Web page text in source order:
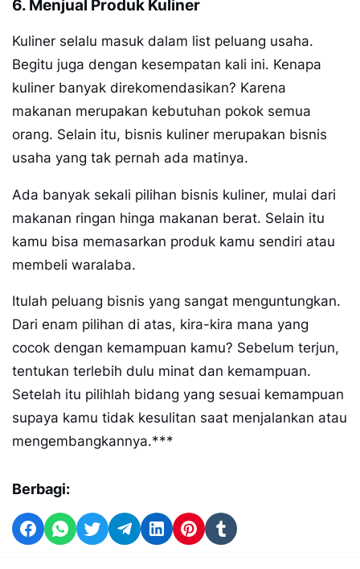
6. Menjual Produk Kuliner
Kuliner selalu masuk dalam list peluang usaha.
Begitu juga dengan kesempatan kali ini. Kenapa
kuliner banyak direkomendasikan? Karena
makanan merupakan kebutuhan pokok semua
orang. Selain itu, bisnis kuliner merupakan bisnis
usaha yang tak pernah ada matinya.
Ada banyak sekali pilihan bisnis kuliner, mulai dari
makanan ringan hinga makanan berat. Selain itu
kamu bisa memasarkan produk kamu sendiri atau
membeli waralaba.
Itulah peluang bisnis yang sangat menguntungkan.
Dari enam pilihan di atas, kira-kira mana yang
cocok dengan kemampuan kamu? Sebelum terjun,
tentukan terlebih dulu minat dan kemampuan.
Setelah itu pilihlah bidang yang sesuai kemampuan
supaya kamu tidak kesulitan saat menjalankan atau
mengembangkannya.***
Berbagi: